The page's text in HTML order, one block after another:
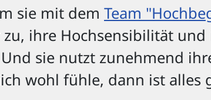
sie mit dem Team
ihre Hochsensibilität und
sie nutzt zunehmend
wohl fühle, dann ist alles